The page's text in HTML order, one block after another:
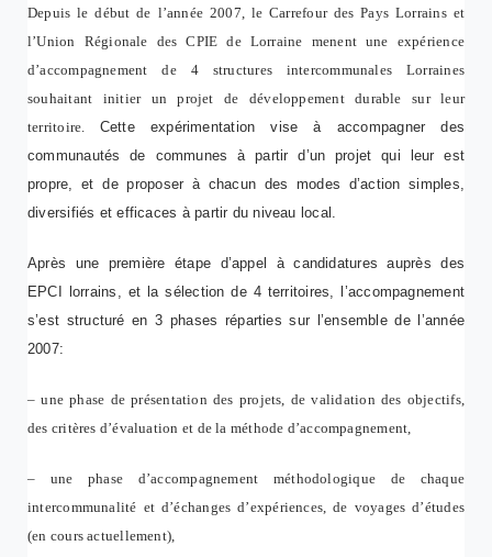
Depuis le début de l’année 2007, le Carrefour des Pays Lorrains et
l’Union Régionale des CPIE de Lorraine menent une expérience
d’accompagnement de 4 structures intercommunales Lorraines
souhaitant initier un projet de développement durable sur leur
territoire. Cette expérimentation vise à accompagner des
communautés de communes à partir d’un projet qui leur est
propre, et de proposer à chacun des modes d’action simples,
diversifiés et efficaces à partir du niveau local.
Après une première étape d’appel à candidatures auprès des
EPCI lorrains, et la sélection de 4 territoires, l’accompagnement
s’est structuré en 3 phases réparties sur l’ensemble de l’année
2007:
– une phase de présentation des projets, de validation des objectifs,
des critères d’évaluation et de la méthode d’accompagnement,
– une phase d’accompagnement méthodologique de chaque
intercommunalité et d’échanges d’expériences, de voyages d’études
(en cours actuellement),